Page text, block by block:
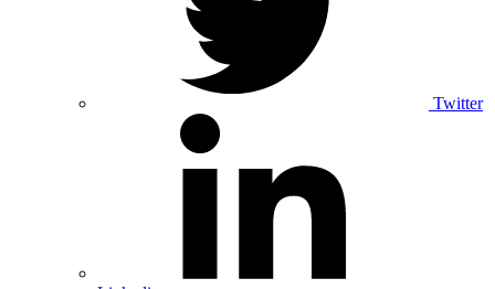
Twitter